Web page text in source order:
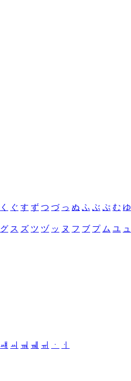
く ぐ す ず つ づ っ ぬ ふ ぶ ぷ む ゆ
グ ス ズ ツ ヅ ッ ヌ フ ブ プ ム ユ ュ
ㆈ ㆉ ㆊ ㆋ ㆌ ㆍ
ㆎ